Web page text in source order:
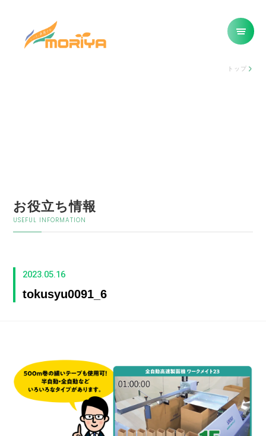
トップ
お役立ち情報
USEFUL INFORMATION
2023.05.16
tokusyu0091_6